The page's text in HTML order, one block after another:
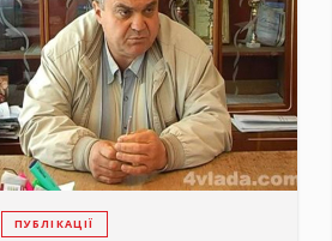
ПУБЛІКАЦІЇ